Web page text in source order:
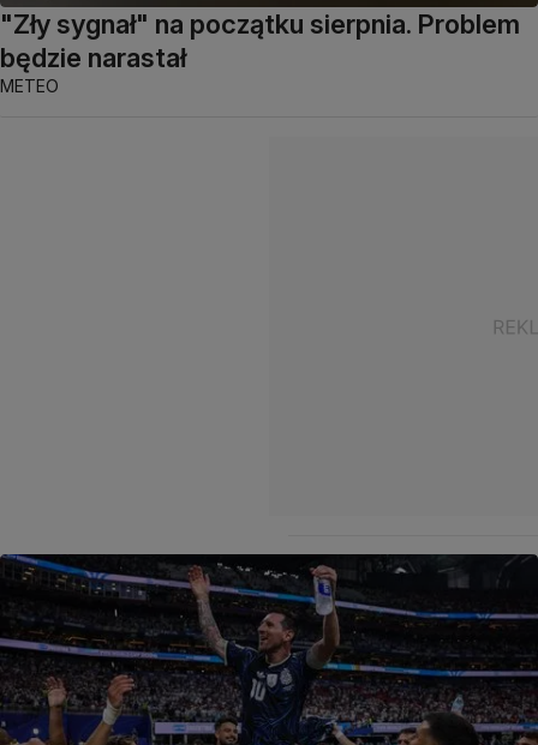
"Zły sygnał" na początku sierpnia. Problem
będzie narastał
METEO